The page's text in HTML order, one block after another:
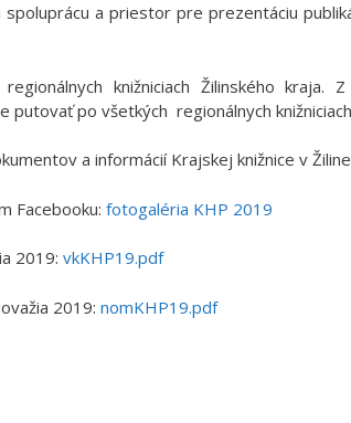
a priestor pre prezentáciu
knižniciach Žilinského kraja. Z
po všetkých regionálnych
a informácií Krajskej knižnice v
Facebooku:fotogaléria KHP 2019
2019:vkKHP19.pdf
2019:nomKHP19.pdf